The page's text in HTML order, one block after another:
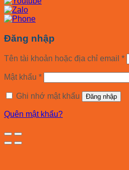
Đăng nhập
Tên tài khoản hoặc địa chỉ email *
Mật khẩu *
Ghi nhớ mật khẩu Đăng nhập
Quên mật khẩu?